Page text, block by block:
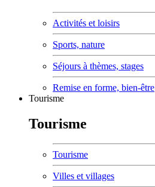
Activités et loisirs
Sports, nature
Séjours à thèmes, stages
Remise en forme, bien-être
Tourisme
Tourisme
Tourisme
Villes et villages